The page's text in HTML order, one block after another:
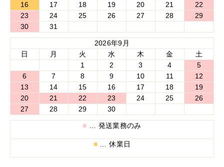
16
17 18 19 20 21
22
23
24 25 26 27 28
29
30
31
2026年9月
日
月 火 水 木 金
土
1
2 3 4
5
6
7 8 9 10 11
12
13
14 15 16 17 18
19
20
21 22 23 24 25
26
27
28 29 30
■ … 発送業務のみ
■ … 休業日